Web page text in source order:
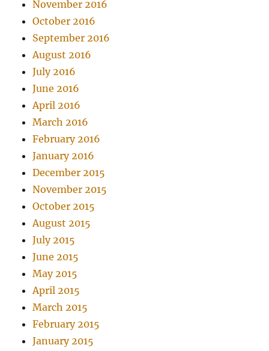
November 2016
October 2016
September 2016
August 2016
July 2016
June 2016
April 2016
March 2016
February 2016
January 2016
December 2015
November 2015
October 2015
August 2015
July 2015
June 2015
May 2015
April 2015
March 2015
February 2015
January 2015